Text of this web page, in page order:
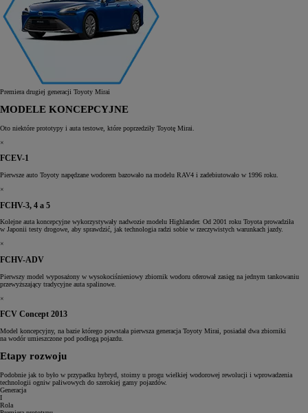
Premiera drugiej generacji Toyoty Mirai
MODELE KONCEPCYJNE
Oto niektóre prototypy i auta testowe, które poprzedziły Toyotę Mirai.
×
FCEV-1
Pierwsze auto Toyoty napędzane wodorem bazowało na modelu RAV4 i zadebiutowało w 1996 roku.
×
FCHV-3, 4 a 5
Kolejne auta koncepcyjne wykorzystywały nadwozie modelu Highlander. Od 2001 roku Toyota prowadziła
w Japonii testy drogowe, aby sprawdzić, jak technologia radzi sobie w rzeczywistych warunkach jazdy.
×
FCHV-ADV
Pierwszy model wyposażony w wysokociśnieniowy zbiornik wodoru oferował zasięg na jednym tankowaniu
przewyższający tradycyjne auta spalinowe.
×
FCV Concept 2013
Model koncepcyjny, na bazie którego powstała pierwsza generacja Toyoty Mirai, posiadał dwa zbiorniki
na wodór umieszczone pod podłogą pojazdu.
Etapy rozwoju
Podobnie jak to było w przypadku hybryd, stoimy u progu wielkiej wodorowej rewolucji i wprowadzenia
technologii ogniw paliwowych do szerokiej gamy pojazdów.
Generacja
I
Rola